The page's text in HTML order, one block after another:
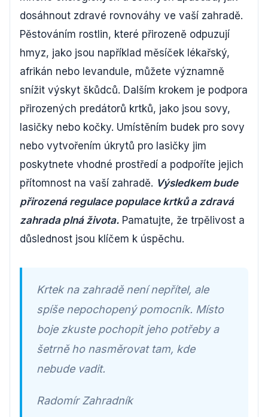
dosáhnout zdravé rovnováhy ve vaší zahradě.
Pěstováním rostlin, které přirozeně odpuzují
hmyz, jako jsou například měsíček lékařský,
afrikán nebo levandule, můžete významně
snížit výskyt škůdců. Dalším krokem je podpora
přirozených predátorů krtků, jako jsou sovy,
lasičky nebo kočky. Umístěním budek pro sovy
nebo vytvořením úkrytů pro lasičky jim
poskytnete vhodné prostředí a podpoříte jejich
přítomnost na vaší zahradě. Výsledkem bude
přirozená regulace populace krtků a zdravá
zahrada plná života. Pamatujte, že trpělivost a
důslednost jsou klíčem k úspěchu.
Krtek na zahradě není nepřítel, ale
spíše nepochopený pomocník. Místo
boje zkuste pochopit jeho potřeby a
šetrně ho nasměrovat tam, kde
nebude vadit.
Radomír Zahradník